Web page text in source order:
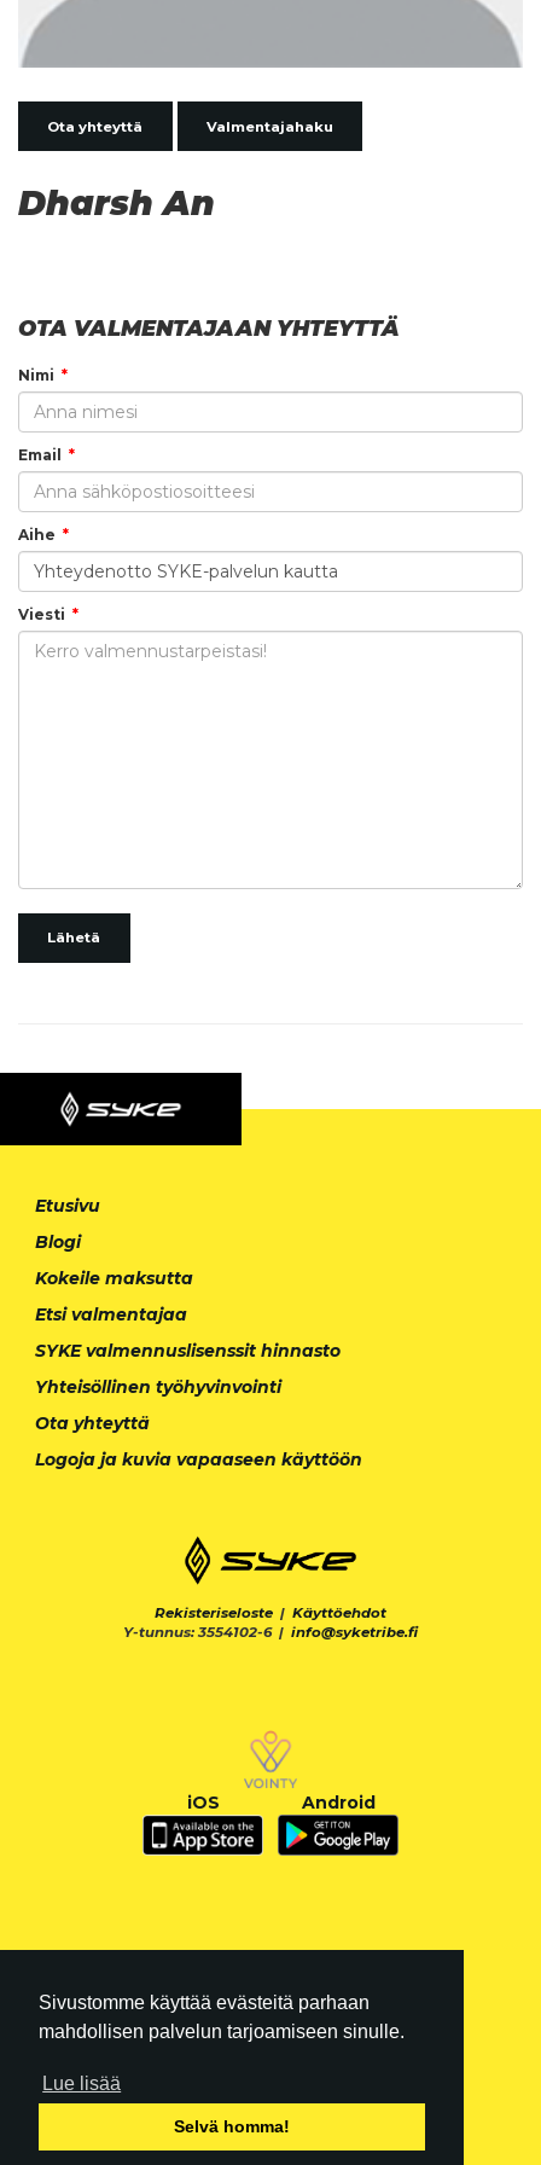
Sivustomme käyttää evästeitä parhaan
mahdollisen palvelun tarjoamiseen sinulle.
Lue lisää
Selvä homma!
Ota yhteyttä Valmentajahaku
Dharsh An
OTA VALMENTAJAAN YHTEYTTÄ
Nimi
Email
Aihe
Viesti
Lähetä
Etusivu
Blogi
Kokeile maksutta
Etsi valmentajaa
SYKE valmennuslisenssit hinnasto
Yhteisöllinen työhyvinvointi
Ota yhteyttä
Logoja ja kuvia vapaaseen käyttöön
Rekisteriseloste | Käyttöehdot
Y-tunnus: 3554102-6 | info@syketribe.fi
iOS Android